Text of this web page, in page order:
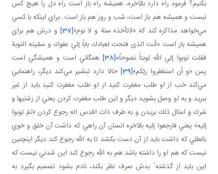
بكنيم؟ فرمود راه دارد بالآخره، هميشه راه باز است راه دل را هيچ كس
نبست و هميشه هم باز است، شب و روز هم باز است. براي اينكه با كسي
مي‌خواهد مذاكره كند كه ﴿لاتأخذه سنة و لا نوم﴾[37]
و درش هم براي
هميشه باز است «أنت الذى فتحت لعبادك باباً إلي عفوك و سمّيته التوبة
فقلت توبوا إلي الله توبتاً نصوحاً»[38]
همگاني است و هميشگي است
پس ﴿و أن استغفروا ربّكم﴾[39]
حالا دارد تبشير مي‌كند ديگر، راهنمايي
مي‌كند خب از او طلب مغفرت كنيد از او طلب مغفرت كنيد بايد از غير
ببريد و به او وصل بشويد ديگر و اين طلب مغفرت كردن يعني از زشتيها و
شرك و امثال ذلك بريدن و به طرف ذات اقدس اله رجوع كردن ﴿ثمّ توبوا
إليه﴾ يعني فارجعوا إليه بالآخره انسان آن راهي كه داشت آن خلق و خوي
بالطلي كه داشت بايد از آن دست بكشد تا به الله رجوع كند ديگر اينچنين
نيست كه هم او را داشته باشد هم به الله رجوع كند اين شدني نيست كه
اين بايد از گذشتهٴ بدش صرف نظر بكند، نادم بشود تصميم بگيرد به